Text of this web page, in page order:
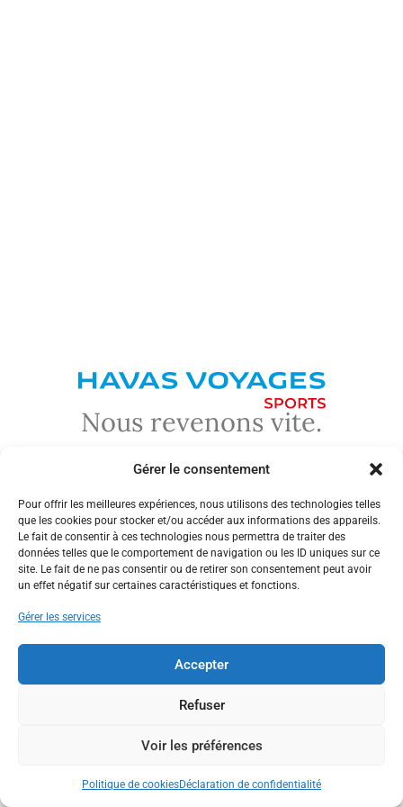
Gérer le consentement
Pour offrir les meilleures expériences, nous utilisons des technologies telles
que les cookies pour stocker et/ou accéder aux informations des appareils.
Le fait de consentir à ces technologies nous permettra de traiter des
données telles que le comportement de navigation ou les ID uniques sur ce
site. Le fait de ne pas consentir ou de retirer son consentement peut avoir
un effet négatif sur certaines caractéristiques et fonctions.
Gérer les services
Accepter
Refuser
Voir les préférences
Politique de cookiesDéclaration de confidentialité
Nous revenons vite.